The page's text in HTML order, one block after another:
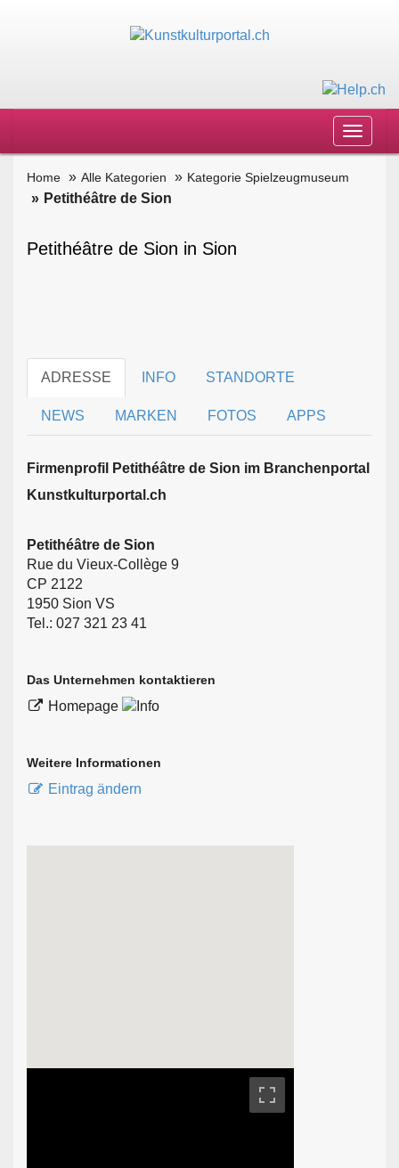
Toggle
Home Alle Kategorien Kategorie Spielzeugmuseum
Petithéâtre de Sion
Petithéâtre de Sion in Sion
ADRESSE INFO STANDORTE
NEWS MARKEN FOTOS APPS
Firmen­profil Petithéâtre de Sion im Branchen­portal
Kunstkulturportal.ch
Petithéâtre de Sion
Rue du Vieux-Collège 9
CP 2122
1950 Sion VS
Tel.: 027 321 23 41
Das Unternehmen kontaktieren
Homepage
Weitere Informationen
Eintrag ändern